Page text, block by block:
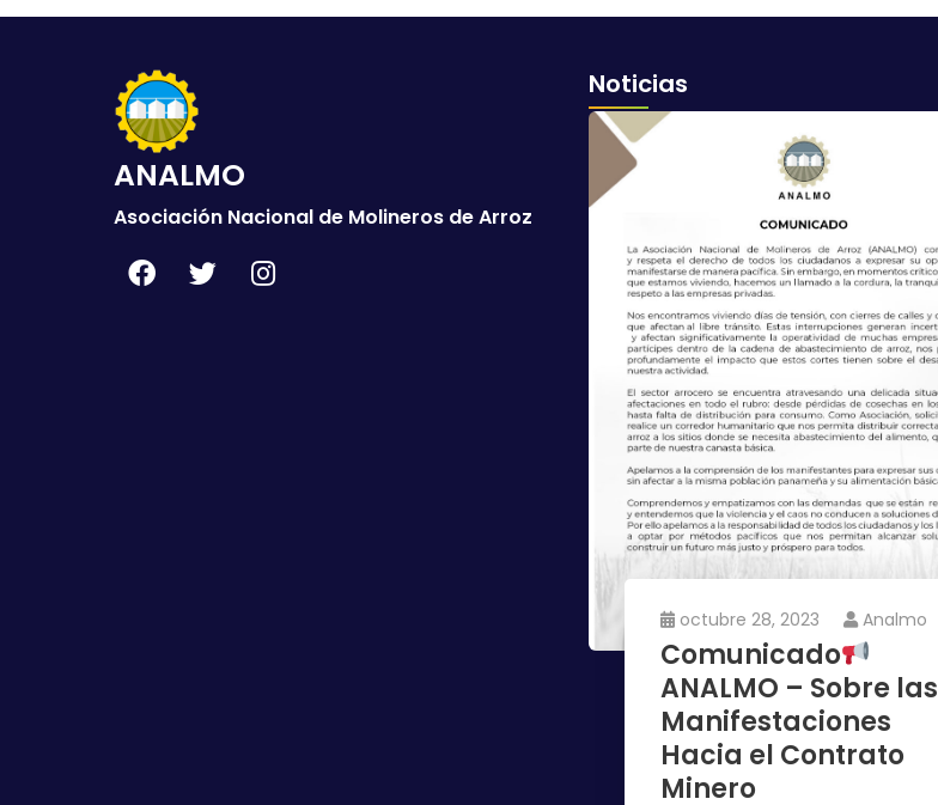
ANALMO
Asociación Nacional de Molineros de Arroz
Noticias
octubre 28, 2023 Analmo
Comunicado
ANALMO – Sobre las
Manifestaciones
Hacia el Contrato
Minero